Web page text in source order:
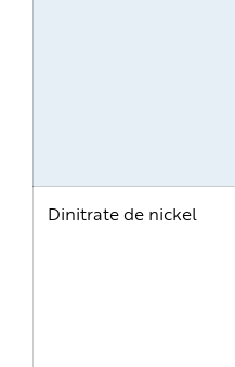
Dinitrate de nickel